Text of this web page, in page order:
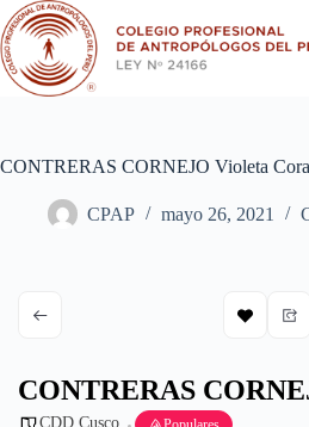
Saltar
al
contenido
CONTRERAS CORNEJO Violeta
CPAP mayo 26, 2021
CONTRERAS
CDD Cusco